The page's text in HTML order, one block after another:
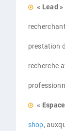
« Lead »
prestation
recherche
«
shop,